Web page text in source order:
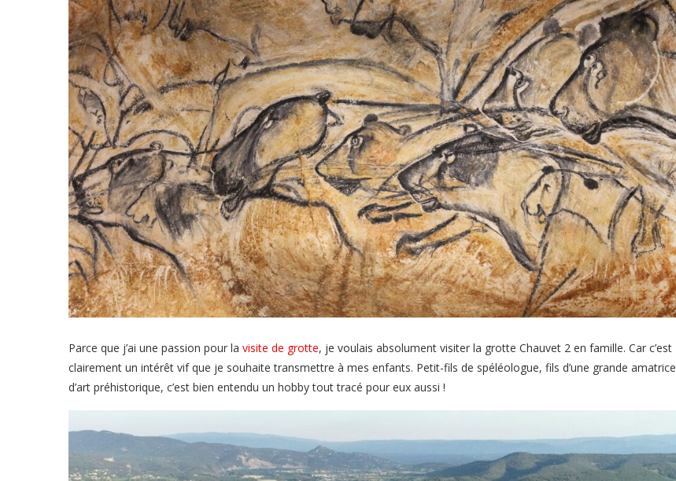
Parce que j’ai une passion pour la visite de grotte, je voulais absolument visiter la grotte Chauvet 2 en famille. Car c’est
clairement un intérêt vif que je souhaite transmettre à mes enfants. Petit-fils de spéléologue, fils d’une grande amatrice
d’art préhistorique, c’est bien entendu un hobby tout tracé pour eux aussi !